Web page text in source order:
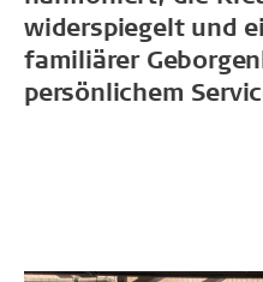
widerspiegelt und
familiärer
persönlichem